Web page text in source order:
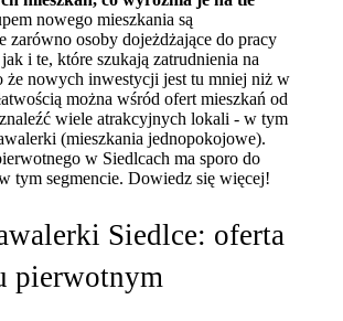
nowego mieszkania są
zarówno osobydojeżdżające do pracy
i te, które szukają zatrudnienia na
żenowych inwestycji jest tu mniej niż w
można wśród ofert mieszkań od
wiele atrakcyjnych lokali - w tym
(mieszkania jednopokojowe).
w Siedlcach ma sporo do
tym segmencie. Dowiedz się więcej!
Siedlce: oferta
pierwotnym